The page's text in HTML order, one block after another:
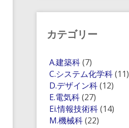
カテゴリー
A.建築科(7)
C.システム化学科(11)
D.デザイン科(12)
E.電気科(27)
Ei.情報技術科(14)
M.機械科(22)